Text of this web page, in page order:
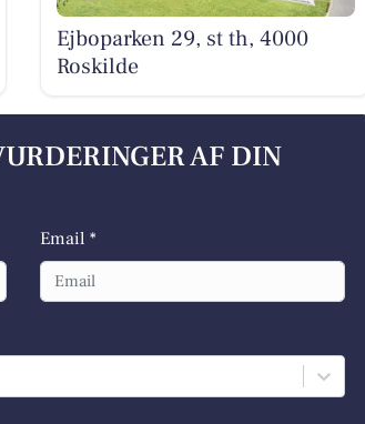
Ejboparken 29, st th, 4000
Roskilde
AF DIN
Email *